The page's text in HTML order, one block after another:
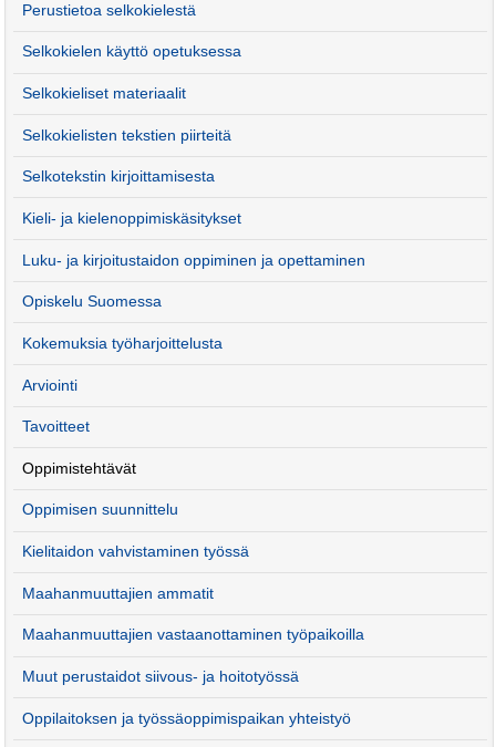
Perustietoa selkokielestä
Selkokielen käyttö opetuksessa
Selkokieliset materiaalit
Selkokielisten tekstien piirteitä
Selkotekstin kirjoittamisesta
Kieli- ja kielenoppimiskäsitykset
Luku- ja kirjoitustaidon oppiminen ja opettaminen
Opiskelu Suomessa
Kokemuksia työharjoittelusta
Arviointi
Tavoitteet
Oppimistehtävät
Oppimisen suunnittelu
Kielitaidon vahvistaminen työssä
Maahanmuuttajien ammatit
Maahanmuuttajien vastaanottaminen työpaikoilla
Muut perustaidot siivous- ja hoitotyössä
Oppilaitoksen ja työssäoppimispaikan yhteistyö